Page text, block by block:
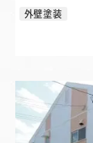
外壁塗装